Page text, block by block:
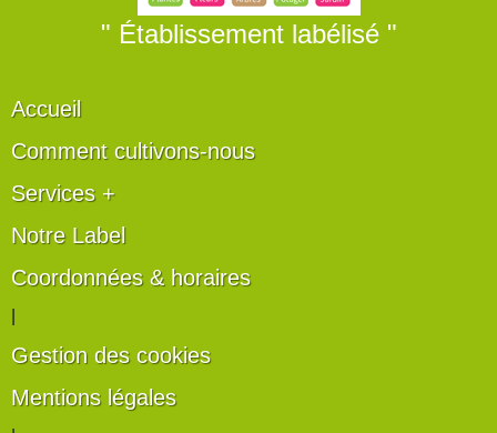
" Établissement labélisé "
Accueil
Comment cultivons-nous
Services +
Notre Label
Coordonnées & horaires
Gestion des cookies
Mentions légales